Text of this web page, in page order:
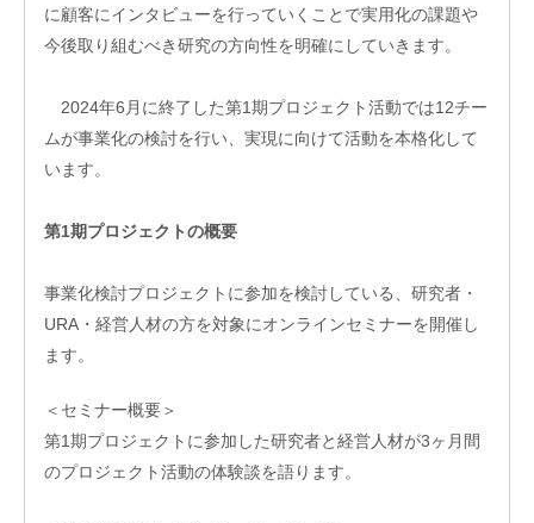
オ
ラボ
投資
ファ
ビジ
チン
グ
ビジ
ベー
ショ
ンス
に顧客にインタビューを行っていくことで実用化の課題や
今後取り組むべき研究の方向性を明確にしていきます。
2024年6月に終了した第1期プロジェクト活動では12チー
ムが事業化の検討を行い、実現に向けて活動を本格化して
います。
第1期プロジェクトの概要
事業化検討プロジェクトに参加を検討している、研究者・
URA・経営人材の方を対象にオンラインセミナーを開催し
ます。
＜セミナー概要＞
第1期プロジェクトに参加した研究者と経営人材が3ヶ月間
のプロジェクト活動の体験談を語ります。